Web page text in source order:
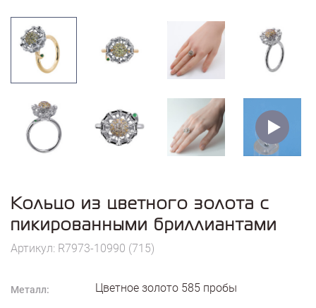
Кольцо из цветного золота с
пикированными бриллиантами
Артикул: R7973-10990 (715)
Металл: Цветное золото 585 пробы